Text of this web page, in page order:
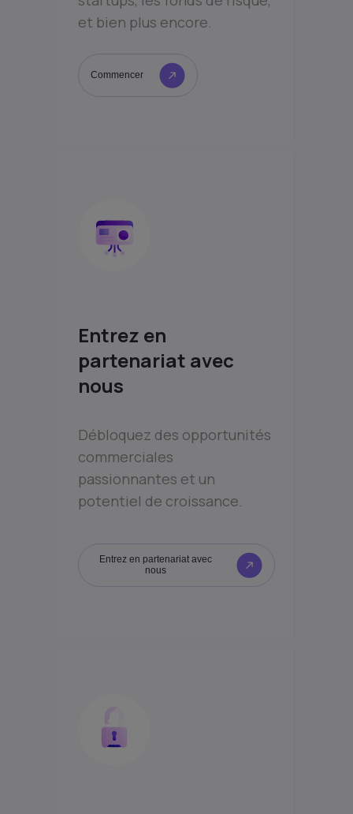
et bien plus encore.
Commencer
Entrez en
partenariat avec
nous
Débloquez des opportunités
commerciales
passionnantes et un
potentiel de croissance.
Entrez en partenariat avec
nous